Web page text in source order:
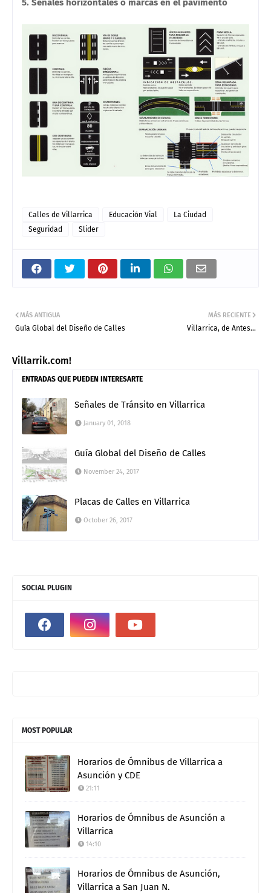
Calles de Villarrica Educación Vial
La Ciudad
Seguridad
Slider
MÁS RECIENTE
Villarrica, de Antes...
MÁS ANTIGUA
Guía Global del Diseño de Calles
Villarrik.com!
ENTRADAS QUE PUEDEN INTERESARTE
Señales de Tránsito en Villarrica
January 01, 2018
Guía Global del Diseño de Calles
November 24, 2017
Placas de Calles en Villarrica
October 26, 2017
SOCIAL PLUGIN
MOST POPULAR
Horarios de Ómnibus de Villarrica a
Asunción y CDE
21:11
Horarios de Ómnibus de Asunción a
Villarrica
14:10
Horarios de Ómnibus de Asunción,
Villarrica a San Juan N.